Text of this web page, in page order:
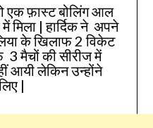
एक फ़ास्ट बोलिंग आल
मिला | हार्दिक ने अपने
के खिलाफ 2 विकेट
मैचों की सीरीज में
आयी लेकिन उन्होंने
|